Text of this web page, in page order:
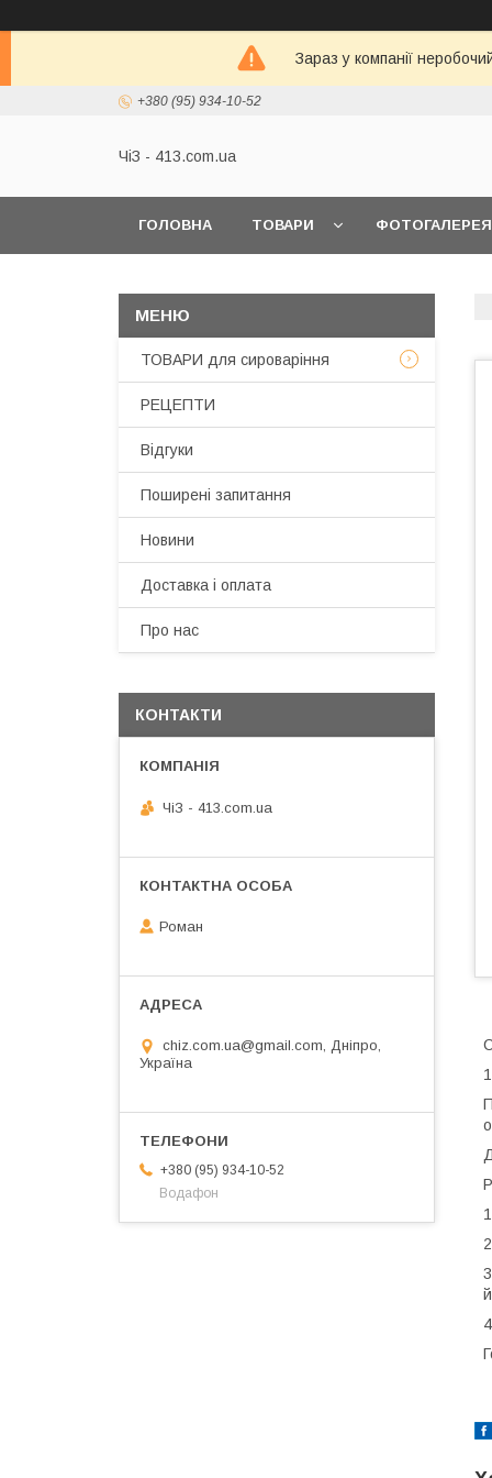
Зараз у компанії
+380 (95) 934-10-52
ЧіЗ - 413.com.ua
ГОЛОВНА ТОВАРИ ФОТОГАЛЕРЕЯ
ТОВАРИ для сироваріння
РЕЦЕПТИ
Відгуки
Поширені запитання
Новини
Доставка і оплата
Про нас
КОНТАКТИ
ЧiЗ - 413.com.ua
Роман
chiz.com.ua@gmail.com, Дніпро,
Україна
+380 (95) 934-10-52
Водафон